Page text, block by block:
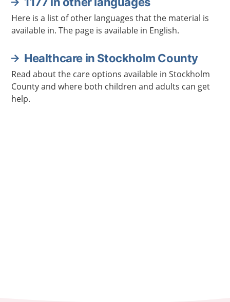
Here is a list of other languages that the material is
available in. The page is available in English.
Healthcare in Stockholm County
Read about the care options available in Stockholm
County and where both children and adults can get
help.